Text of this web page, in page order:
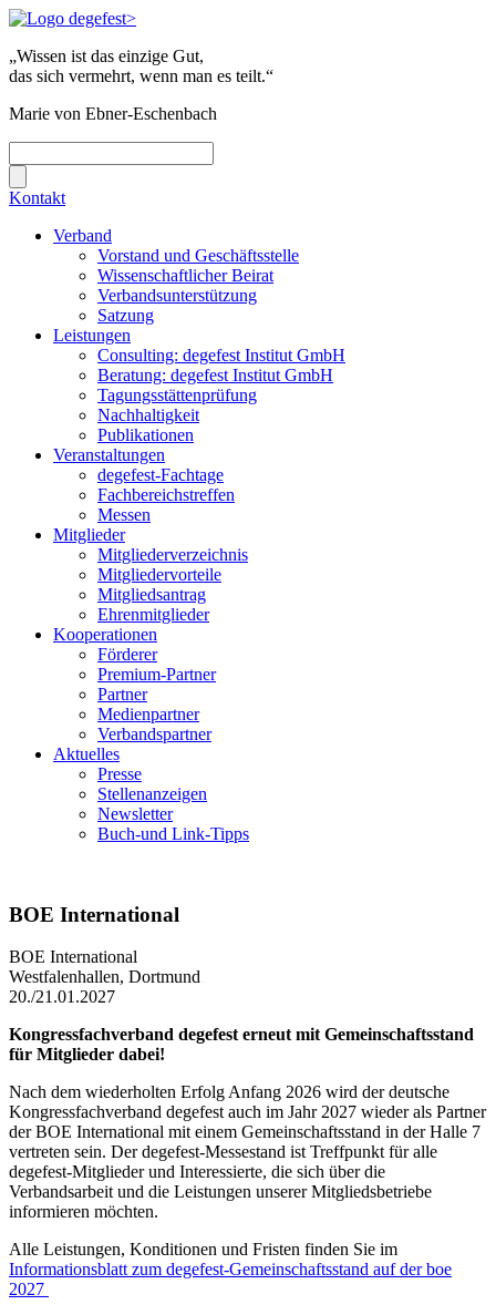
„Wissen ist das einzige Gut,
das sich vermehrt, wenn man es teilt.“
Marie von Ebner-Eschenbach
Kontakt
Verband
Vorstand und Geschäftsstelle
Wissenschaftlicher Beirat
Verbandsunterstützung
Satzung
Leistungen
Consulting: degefest Institut GmbH
Beratung: degefest Institut GmbH
Tagungsstättenprüfung
Nachhaltigkeit
Publikationen
Veranstaltungen
degefest-Fachtage
Fachbereichstreffen
Messen
Mitglieder
Mitgliederverzeichnis
Mitgliedervorteile
Mitgliedsantrag
Ehrenmitglieder
Kooperationen
Förderer
Premium-Partner
Partner
Medienpartner
Verbandspartner
Aktuelles
Presse
Stellenanzeigen
Newsletter
Buch-und Link-Tipps
BOE International
BOE International
Westfalenhallen, Dortmund
20./21.01.2027
Kongressfachverband degefest erneut mit Gemeinschaftsstand
für Mitglieder dabei!
Nach dem wiederholten Erfolg Anfang 2026 wird der deutsche
Kongressfachverband degefest auch im Jahr 2027 wieder als Partner
der BOE International mit einem Gemeinschaftsstand in der Halle 7
vertreten sein. Der degefest-Messestand ist Treffpunkt für alle
degefest-Mitglieder und Interessierte, die sich über die
Verbandsarbeit und die Leistungen unserer Mitgliedsbetriebe
informieren möchten.
Alle Leistungen, Konditionen und Fristen finden Sie im
Informationsblatt zum degefest-Gemeinschaftsstand auf der boe
2027